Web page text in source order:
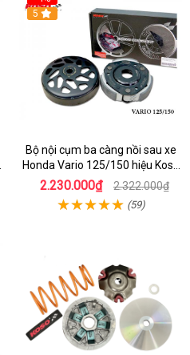
5
Bộ nội cụm ba càng nồi sau xe
Honda Vario 125/150 hiệu Koso
Đài Loan
2.230.000₫ 2.322.000₫
(59)